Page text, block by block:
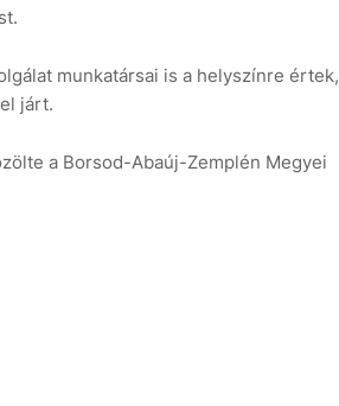
munkatársai is a helyszínre értek,
járt.
a Borsod-Abaúj-Zemplén Megyei